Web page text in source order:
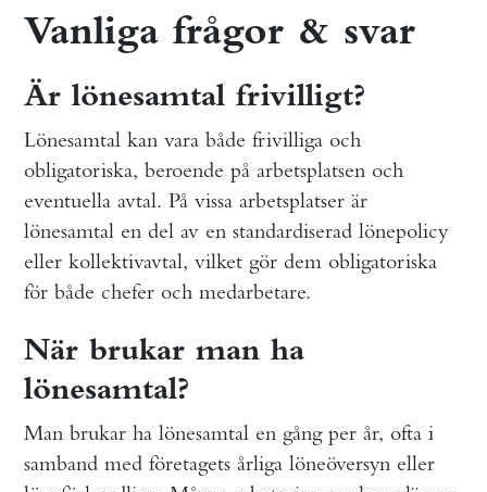
Vanliga frågor & svar
Är lönesamtal frivilligt?
Lönesamtal kan vara både frivilliga och
obligatoriska, beroende på arbetsplatsen och
eventuella avtal. På vissa arbetsplatser är
lönesamtal en del av en standardiserad lönepolicy
eller kollektivavtal, vilket gör dem obligatoriska
för både chefer och medarbetare.
När brukar man ha
lönesamtal?
Man brukar ha lönesamtal en gång per år, ofta i
samband med företagets årliga löneöversyn eller